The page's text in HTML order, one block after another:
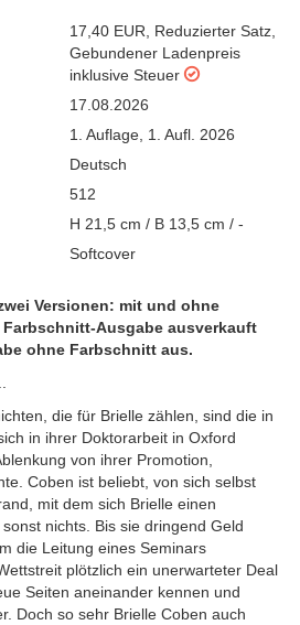
17,40 EUR, Reduzierter Satz,
Gebundener Ladenpreis
inklusive Steuer
17.08.2026
1. Auflage, 1. Aufl. 2026
Deutsch
512
H 21,5 cm / B 13,5 cm / -
Softcover
Versionen: mit und ohne
Ausgabe ausverkauft
ohne Farbschnitt aus.
die für Brielle zählen, sind die in
in ihrer Doktorarbeit in Oxford
von ihrer Promotion,
Coben ist beliebt, von sich selbst
mit dem sich Brielle einen
nichts. Bis sie dringend Geld
die Leitung eines Seminars
plötzlich ein unerwarteter Deal
Seiten aneinander kennen und
Doch so sehr Brielle Coben auch